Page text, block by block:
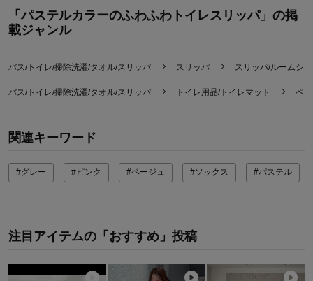
「パステルカラーのふわふわトイレスリッパ」の掲
載ジャンル
バス/トイレ/掃除洗濯/タオル/スリッパ スリッパ スリッパ/ルームシ
バス/トイレ/掃除洗濯/タオル/スリッパ トイレ用品/トイレマット ペ
関連キーワード
#グレー #ピンク #ベージュ #ソックス #パステル
注目アイテムの「おすすめ」投稿